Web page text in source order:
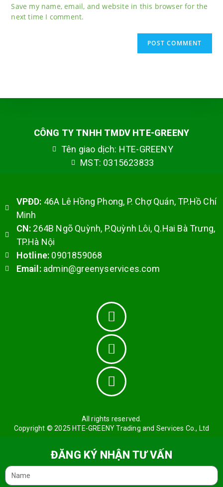
Save my name, email, and website in this browser for the
next time I comment.
CÔNG TY TNHH TMDV HTE-GREENY
Tên giao dịch: HTE-GREENY
MST: 0315623833
VPĐD: 46A Lê Hồng Phong, P. Chợ Quán, TP.Hồ Chí
Minh
CN: 264B Ngõ Quỳnh, P.Quỳnh Lôi, Q.Hai Bà Trưng,
TP.Hà Nội
Hotline: 0901859068
Email: admin@greenyservices.com
All rights reserved.
Copyright © 2025 HTE-GREENY Trading and Services Co., Ltd
ĐĂNG KÝ NHẬN TƯ VẤN